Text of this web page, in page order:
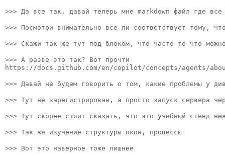
>>> Да все так, давай теперь мне markdown файл где
>>> Посмотри внимательно все ли соответствует тому,
>>> Скажи так же тут под блоком, что часто то что
>>> А разве это так? Вот прочти
https://docs.github.com/en/copilot/concepts/agents/
>>> Давай не будем говорить о том, какие проблемы у
>>> Тут не зарегистрирован, а просто запуск сервера
>>> Тут скорее стоит сказать, что это учебный стенд
>>> Так же изучение структуры окон, процессы
>>> Вот это наверное тоже лишнее